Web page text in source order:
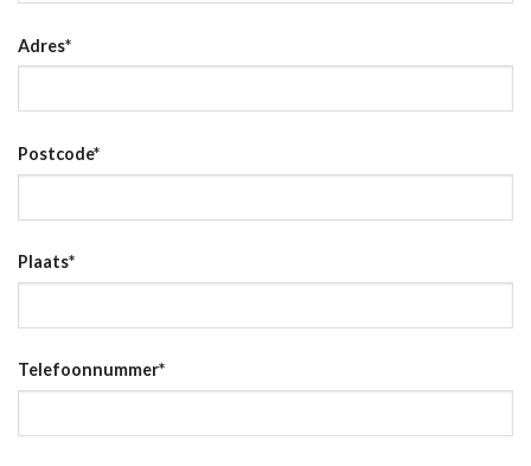
Adres*
Postcode*
Plaats*
Telefoonnummer*